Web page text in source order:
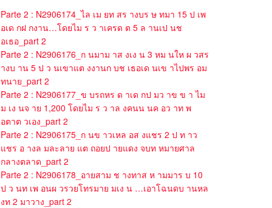
Parte 2 : N2906174_ไล เม ยท สร างบร ษ ทมา 15 ป เพ
อเด กฝ กงาน…โดยไม ร ว าเครด ต 5 ล านเป นช
อเธอ_part 2
Parte 2 : N2906176_ก นมาม าส งเง น 3 หม นให ผ วสร
างบ าน 5 ป ว นเขาแต งงานก บช เธอเด นเข าไปพร อม
ทนาย_part 2
Parte 2 : N2906177_ข บรถหร ด าเด กป มว าข ข า ไม
ม เง นจ าย 1,200 โดยไม ร ว าล งคนน นค อว าท พ
อตาต วเอง_part 2
Parte 2 : N2906175_ก นข าวเหล อส งแชร 2 ป ท าว
แชร อ างล มละลาย แต ถอยป ายแดง จบท หมายศาล
กลางตลาด_part 2
Parte 2 : N2906178_อายสาม ช างทาส ห ามมาร บ 10
ป ว นท เพ อนผ วรวยโทรมาย มเง น …เอาโฉนดบ านหล
งท 2 มาวาง_part 2